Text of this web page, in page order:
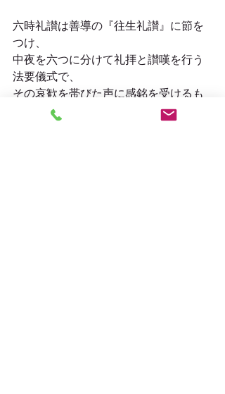
六時礼讃は善導の『往生礼讃』に節を
つけ、
中夜を六つに分けて礼拝と讃嘆を行う
法要儀式で、
その哀歓を帯びた声に感銘を受けるも
のが多く、
女性の支持者も多かったようです。